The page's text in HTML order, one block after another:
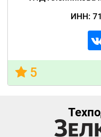
ИНН:
5